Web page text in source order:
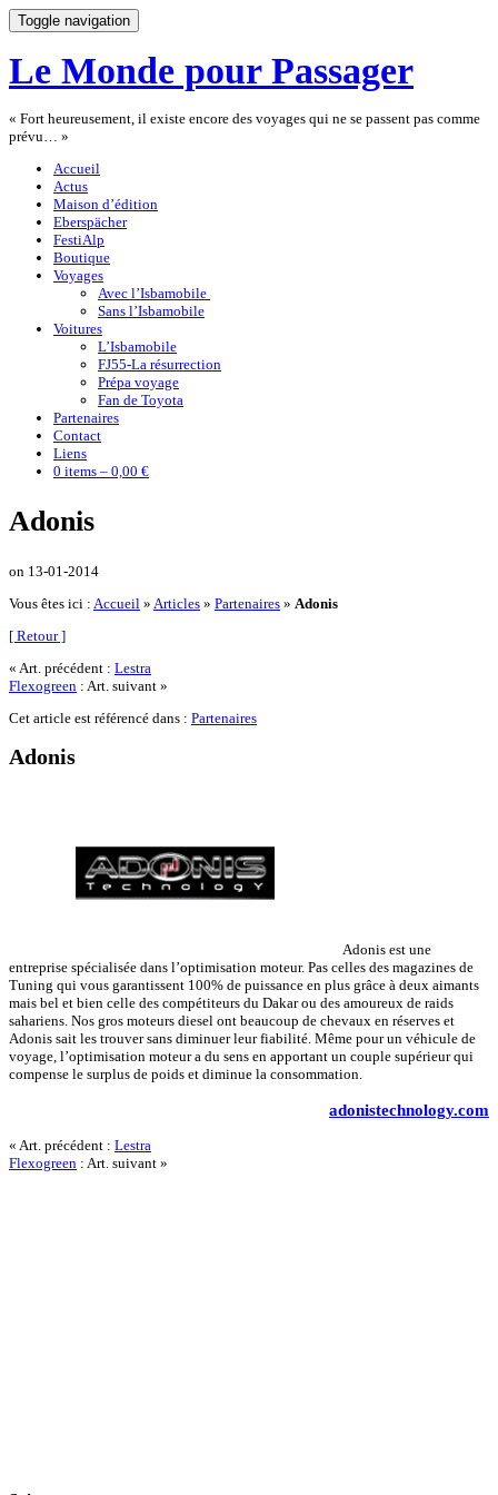
Toggle navigation
Le Monde pour Passager
« Fort heureusement, il existe encore des voyages qui ne se passent pas comme
prévu… »
Accueil
Actus
Maison d’édition
Eberspächer
FestiAlp
Boutique
Voyages
Avec l’Isbamobile
Sans l’Isbamobile
Voitures
L’Isbamobile
FJ55-La résurrection
Prépa voyage
Fan de Toyota
Partenaires
Contact
Liens
0 items – 0,00 €
Adonis
on 13-01-2014
Vous êtes ici : Accueil » Articles » Partenaires » Adonis
[ Retour ]
« Art. précédent : Lestra
Flexogreen : Art. suivant »
Cet article est référencé dans : Partenaires
Adonis
Adonis est une
entreprise spécialisée dans l’optimisation moteur. Pas celles des magazines de
Tuning qui vous garantissent 100% de puissance en plus grâce à deux aimants
mais bel et bien celle des compétiteurs du Dakar ou des amoureux de raids
sahariens. Nos gros moteurs diesel ont beaucoup de chevaux en réserves et
Adonis sait les trouver sans diminuer leur fiabilité. Même pour un véhicule de
voyage, l’optimisation moteur a du sens en apportant un couple supérieur qui
compense le surplus de poids et diminue la consommation.
adonistechnology.com
« Art. précédent : Lestra
Flexogreen : Art. suivant »